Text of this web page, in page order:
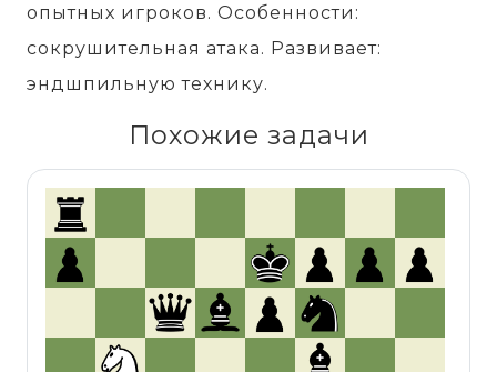
опытных игроков. Особенности:
сокрушительная атака. Развивает:
эндшпильную технику.
Похожие задачи